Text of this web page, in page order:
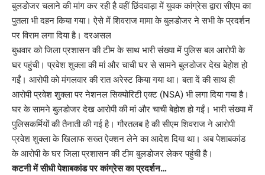
बुलडोजर चलाने की मांग कर रही है वहीं छिंदवाड़ा में युवक कांग्रेस द्वारा सीएम का
पुतला भी दहन किया गया। ऐसे में शिवराज मामा के बुलडोजर ने सभी के प्रदर्शन
पर विराम लगा दिया है। दरअसल
बुधवार को जिला प्रशासन की टीम के साथ भारी संख्या में पुलिस बल आरोपी के
घर पहुंची। प्रवेश शुक्ला की मां और चाची घर से सामने बुलडोजर देख बेहोश हो
गईं। आरोपी को मंगलवार की रात अरेस्ट किया गया था। बता दें की साथ ही
आरोपी प्रवेश शुक्ला पर नेशनल सिक्योरिटी एक्ट (NSA) भी लगा दिया गया है।
घर के सामने बुलडोजर देख आरोपी की मां और चाची बेहोश हो गईं। भारी संख्या में
पुलिसकर्मियों की तैनाती की गई है। गौरतलब है की सीएम शिवराज ने आरोपी
प्रवेश शुक्ला के खिलाफ सख्त ऐक्शन लेने का आदेश दिया था। अब पेशाबकांड
के आरोपी के घर जिला प्रशासन की टीम बुलडोजर लेकर पहुंची है।
कटनी में सीधी पेशाबकांड पर कांग्रेस का प्रदर्शन…